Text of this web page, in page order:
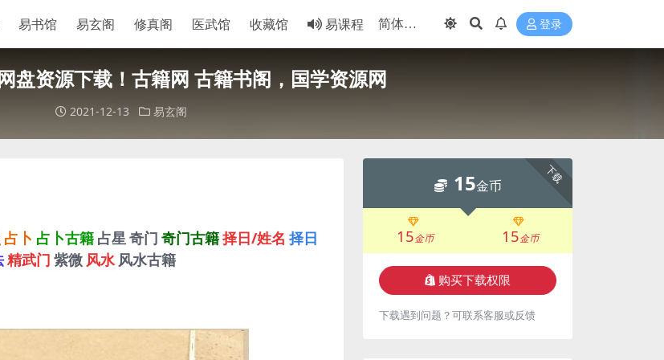
易书馆 易玄阁 修真阁 医武馆 收藏馆 易课程 登录
盘资源下载！古籍网 古籍书阁，国学资源网
2021-12-13 易玄阁
占卜 占卜古籍 占星奇门 奇门古籍择日/姓名 择日
精武门 紫微 风水 风水古籍
下载
15金币
15金币 15金币
购买下载权限
下载遇到问题？可联系客服或反馈